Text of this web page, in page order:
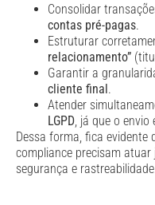
Consolidar
contas pré-pagas.
Estruturar
relacionamento”
Garantir a
cliente final.
Atender
LGPD, já que o envio
Dessa forma, fica evidente
compliance precisam
segurança e